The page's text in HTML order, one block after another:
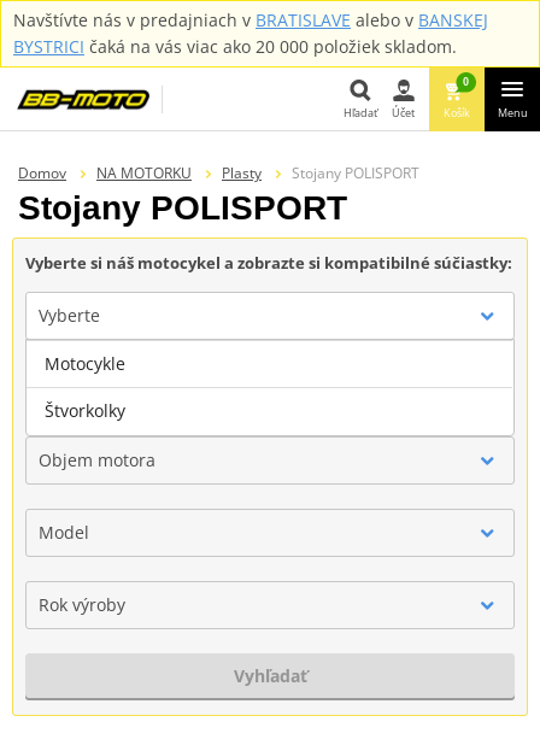
Navštívte nás v predajniach v BRATISLAVE alebo v BANSKEJ
BYSTRICI čaká na vás viac ako 20 000 položiek skladom.
Hľadať Účet
0
Košík Menu
Domov NA MOTORKU Plasty Stojany POLISPORT
Stojany POLISPORT
Vyberte si náš motocykel a zobrazte si kompatibilné súčiastky:
Vyberte
Značka
Objem motora
Model
Rok výroby
Vyhľadať
Motocykle
Štvorkolky